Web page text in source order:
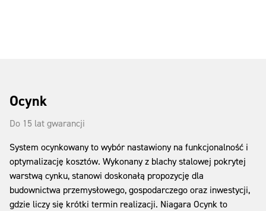
Ocynk
Do 15 lat gwarancji
System ocynkowany to wybór nastawiony na funkcjonalność i
optymalizację kosztów. Wykonany z blachy stalowej pokrytej
warstwą cynku, stanowi doskonałą propozycję dla
budownictwa przemysłowego, gospodarczego oraz inwestycji,
gdzie liczy się krótki termin realizacji. Niagara Ocynk to